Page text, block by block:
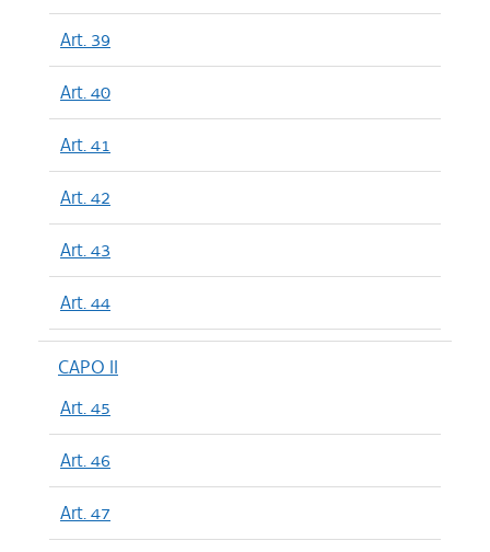
Art. 39
Art. 40
Art. 41
Art. 42
Art. 43
Art. 44
CAPO II
Art. 45
Art. 46
Art. 47